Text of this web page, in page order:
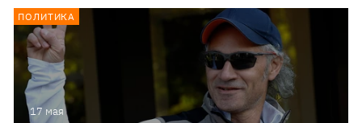
17 мая
ПОЛИТИКА